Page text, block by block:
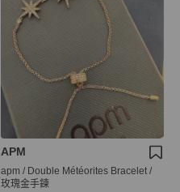
APM
apm / Double Météorites Bracelet /
玫瑰金手鍊